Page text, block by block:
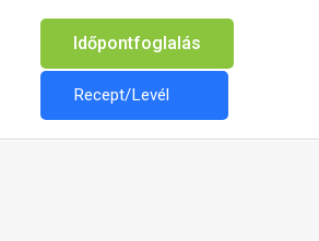
Időpontfoglalás
Recept/Levél